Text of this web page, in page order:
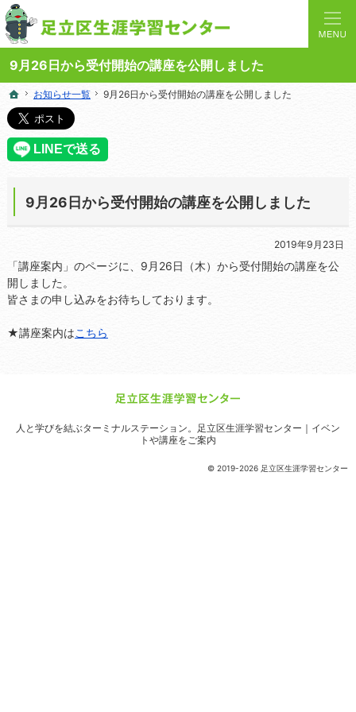
9月26日から受付開始の講座を公開しました
人と学びを結ぶターミナルステーション。地域の講座や施設をご案内しています。
足立区生涯学習センターの総合案内サイト
ホーム
お知らせ一覧 9月26日から受付開始の講座を公開しました
9月26日から受付開始の講座を公開しました
2019年9月23日
「講座案内」のページに、9月26日（木）から受付開始の講座を公
開しました。
皆さまの申し込みをお待ちしております。
★講座案内はこちら
ホーム
お知らせ一覧 9月26日から受付開始の講座を公開しました
© 2019-2026 足立区生涯学習センター
人と学びを結ぶターミナルステーション。
足立区生涯学習センター｜イベン
トや講座をご案内